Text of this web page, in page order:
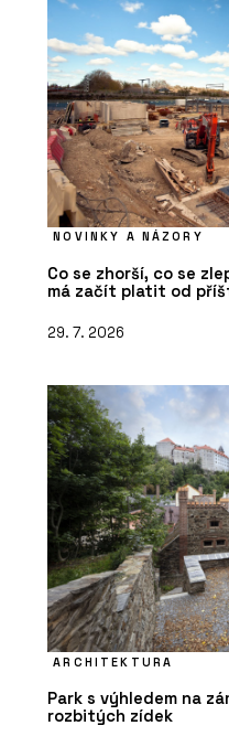
NOVINKY A NÁZORY
Co se zhorší, co se
má začít platit od
29. 7. 2026
ARCHITEKTURA
Park s výhledem na
rozbitých zídek